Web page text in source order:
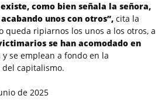
como bien señala la señora,
unos con otros”, cita la
queda ripiarnos los unos a los otros, a
se han acomodado en
y se emplean a fondo en la
capitalismo.
de 2025